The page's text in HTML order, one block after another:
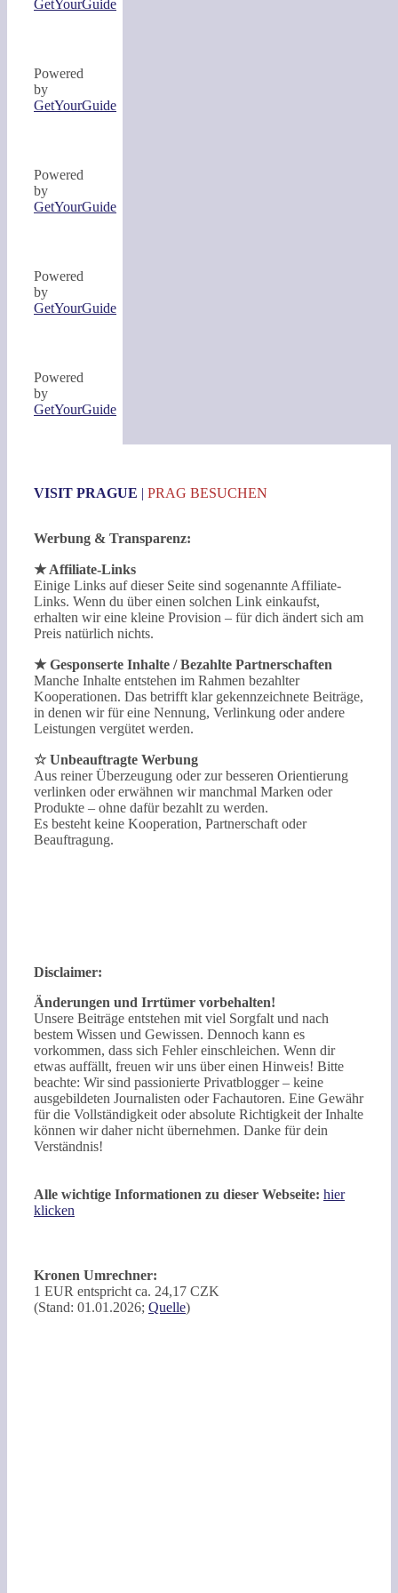
GetYourGuide
Powered
by
GetYourGuide
Powered
by
GetYourGuide
Powered
by
GetYourGuide
Powered
by
GetYourGuide
VISIT PRAGUE | PRAG BESUCHEN
Werbung & Transparenz:
★ Affiliate-Links
Einige Links auf dieser Seite sind sogenannte Affiliate-
Links. Wenn du über einen solchen Link einkaufst,
erhalten wir eine kleine Provision – für dich ändert sich am
Preis natürlich nichts.
★ Gesponserte Inhalte / Bezahlte Partnerschaften
Manche Inhalte entstehen im Rahmen bezahlter
Kooperationen. Das betrifft klar gekennzeichnete Beiträge,
in denen wir für eine Nennung, Verlinkung oder andere
Leistungen vergütet werden.
☆ Unbeauftragte Werbung
Aus reiner Überzeugung oder zur besseren Orientierung
verlinken oder erwähnen wir manchmal Marken oder
Produkte – ohne dafür bezahlt zu werden.
Es besteht keine Kooperation, Partnerschaft oder
Beauftragung.
Disclaimer:
Änderungen und Irrtümer vorbehalten!
Unsere Beiträge entstehen mit viel Sorgfalt und nach
bestem Wissen und Gewissen. Dennoch kann es
vorkommen, dass sich Fehler einschleichen. Wenn dir
etwas auffällt, freuen wir uns über einen Hinweis! Bitte
beachte: Wir sind passionierte Privatblogger – keine
ausgebildeten Journalisten oder Fachautoren. Eine Gewähr
für die Vollständigkeit oder absolute Richtigkeit der Inhalte
können wir daher nicht übernehmen. Danke für dein
Verständnis!
Alle wichtige Informationen zu dieser Webseite: hier
klicken
Kronen Umrechner:
1 EUR entspricht ca. 24,17 CZK
(Stand: 01.01.2026; Quelle)